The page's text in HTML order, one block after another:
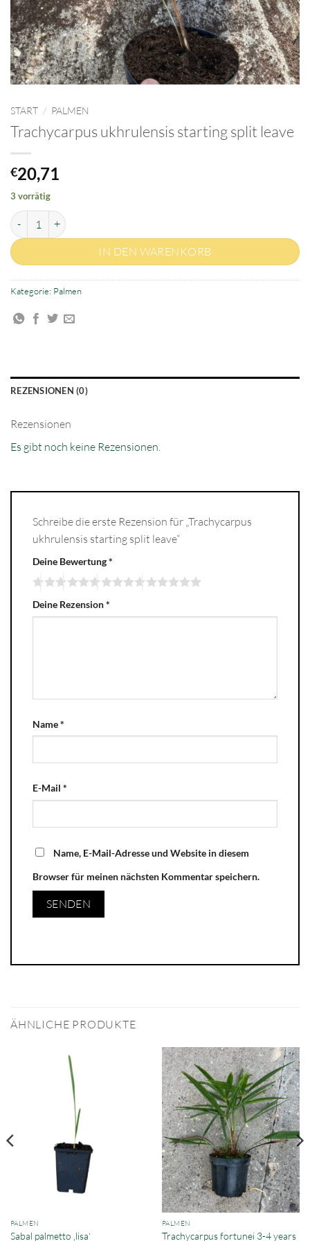
START / PALMEN
Trachycarpus ukhrulensis starting split leave
€20,71
3 vorrätig
Trachycarpus ukhrulensis starting split leave Menge
IN DEN WARENKORB
Kategorie: Palmen
REZENSIONEN (0)
Rezensionen
Es gibt noch keine Rezensionen.
Schreibe die erste Rezension für „Trachycarpus
ukhrulensis starting split leave“
Deine Bewertung*
Deine Rezension*
Name*
E-Mail *
Name, E-Mail-Adresse und Website in diesem
Browser für meinen nächsten Kommentar speichern.
ÄHNLICHE PRODUKTE
PALMEN
Sabal palmetto ‚lisa‘
PALMEN
Trachycarpus fortunei 3-4 years